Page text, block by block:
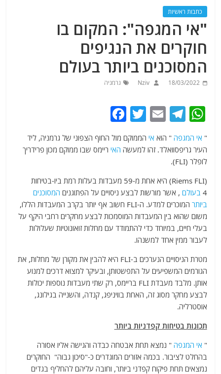
כתבות ראשיות
"אי המגפה": המקום בו
חוקרים את הנגיפים
המסוכנים ביותר בעולם
18/03/2022
Nziv גרמניה
W
at
s
A
p
p
T
e
ra
m
E
ai
T
itt
c
b
o
o
k
" אי המגפה " הוא אי הממוקם מול החוף הצפוני של גרמניה, ליד
העיר גריפסוואלד. זהו למעשה האי ריימס שבו ממוקם מכון פרידריך
לופלר (FLI).
(Riems FLI) היא אחת מ-59 מעבדות בעלות רמת ביו-בטיחות
4 בעולם , אשר מורשות לבצע ניסויים על הפתוגנים המסוכנים
ביותר
המוכרים למדע. ה-FLI חשוב אף יותר בקרב המעבדות הללו,
משום שהוא בין המעבדות המוסמכות לבצע מחקרים רחבי היקף על
בעלי חיים, במיוחד כדי להתמודד עם מחלות זואונוטיות שעלולות
לעבור ממין אחד למשנהו.
מטרת הניסויים הנערכים ב-FLI היא להבין את מקורן של מחלות, את
הגורמים המשפיעים על התפשטותן, ובעיקר למצוא דרכים למנוע
אותן. מלבד מעבדת FLI בריימס, רק שתי מעבדות נוספות יכולות
לבצע מחקר מסוג זה, האחת בוויניפג, קנדה, והשנייה בגילונג,
אוסטרליה.
תכונות בטיחות קפדניות ביותר
" אי המגפה " נמצא תחת אבטחה כבדה והגישה אליו אסורה
בהחלט לציבור. בכמה אזורים המוגדרים כ-"סיכון גבוה" החוקרים
נמצאים תחת פיקוח קפדני ביותר, וחובה עליהם להחליף בגדים